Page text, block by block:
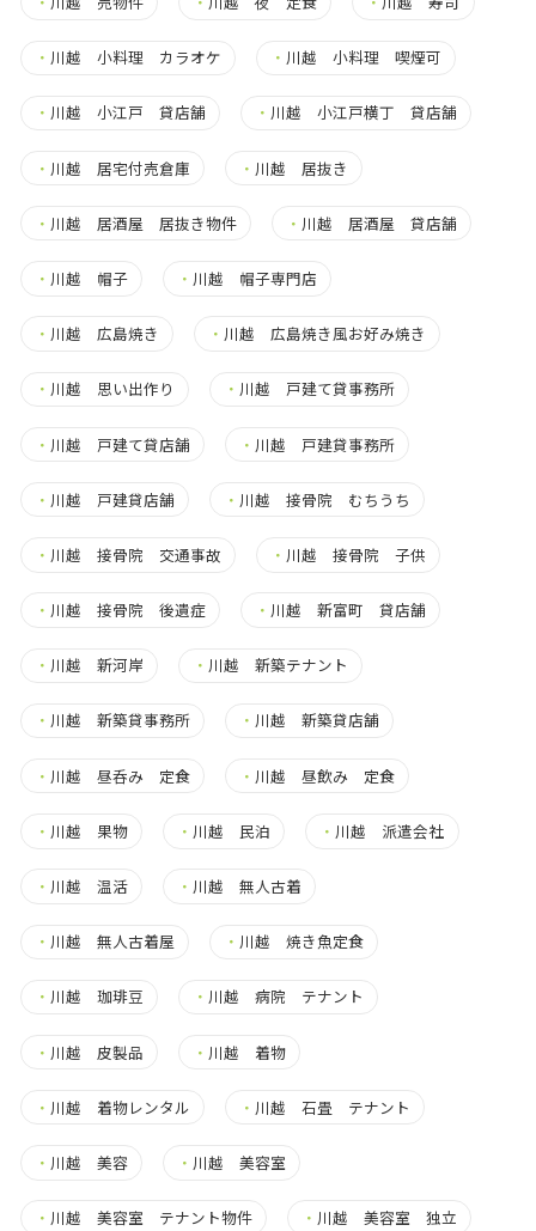
・ 川越 小料理 カラオケ ・ 川越 小料理 喫煙可
・ 川越 小江戸 貸店舗 ・ 川越 小江戸横丁 貸店舗
・ 川越 居宅付売倉庫 ・ 川越 居抜き
・ 川越 居酒屋 居抜き物件 ・ 川越 居酒屋 貸店舗
・ 川越 帽子 ・ 川越 帽子専門店
・ 川越 広島焼き ・ 川越 広島焼き風お好み焼き
・ 川越 思い出作り ・ 川越 戸建て貸事務所
・ 川越 戸建て貸店舗 ・ 川越 戸建貸事務所
・ 川越 戸建貸店舗 ・ 川越 接骨院 むちうち
・ 川越 接骨院 交通事故 ・ 川越 接骨院 子供
・ 川越 接骨院 後遺症 ・ 川越 新富町 貸店舗
・ 川越 新河岸 ・ 川越 新築テナント
・ 川越 新築貸事務所 ・ 川越 新築貸店舗
・ 川越 昼呑み 定食 ・ 川越 昼飲み 定食
・ 川越 果物 ・ 川越 民泊 ・ 川越 派遣会社
・ 川越 温活 ・ 川越 無人古着
・ 川越 無人古着屋 ・ 川越 焼き魚定食
・ 川越 珈琲豆 ・ 川越 病院 テナント
・ 川越 皮製品 ・ 川越 着物
・ 川越 着物レンタル ・ 川越 石畳 テナント
・ 川越 美容 ・ 川越 美容室
・ 川越 美容室 テナント物件 ・ 川越 美容室 独立